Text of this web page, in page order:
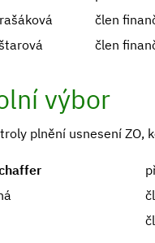
člen
člen
výbor
plnění usnesení ZO,